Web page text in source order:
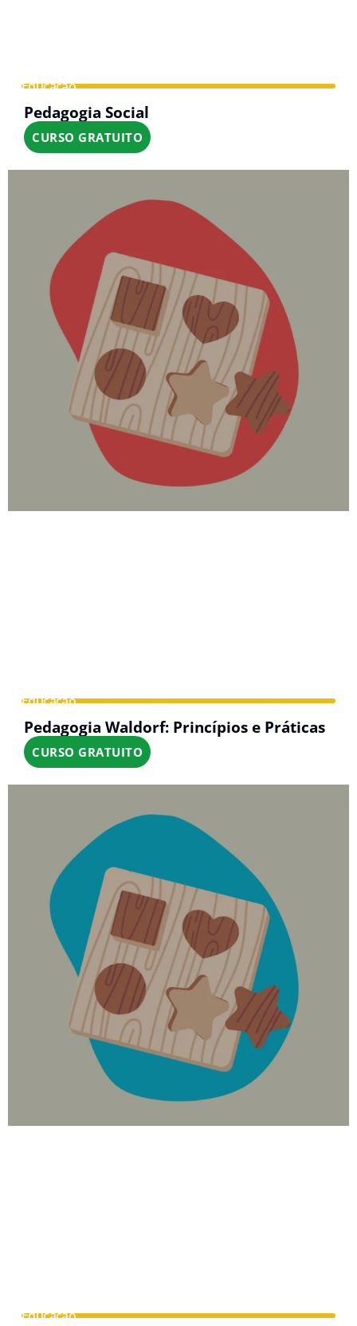
Educação
Pedagogia Social
CURSO GRATUITO
Educação
Pedagogia Waldorf: Princípios e Práticas
CURSO GRATUITO
Educação